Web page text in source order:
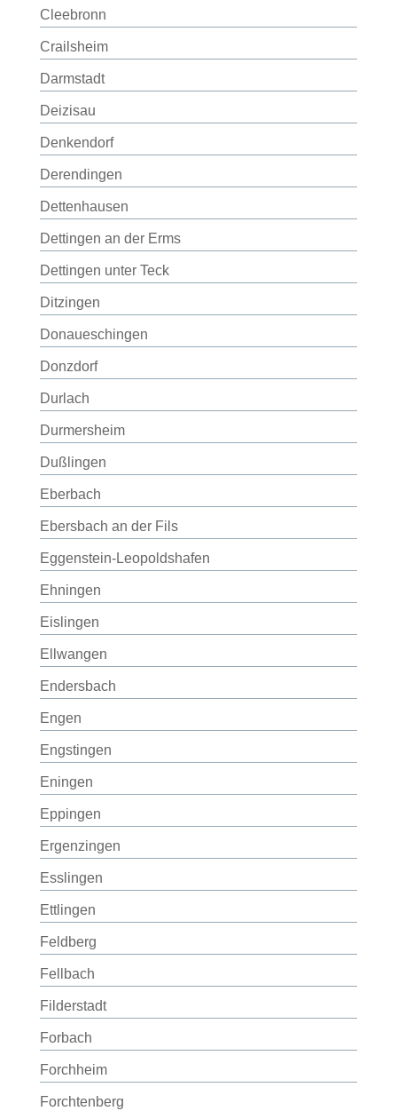
Cleebronn
Crailsheim
Darmstadt
Deizisau
Denkendorf
Derendingen
Dettenhausen
Dettingen an der Erms
Dettingen unter Teck
Ditzingen
Donaueschingen
Donzdorf
Durlach
Durmersheim
Dußlingen
Eberbach
Ebersbach an der Fils
Eggenstein-Leopoldshafen
Ehningen
Eislingen
Ellwangen
Endersbach
Engen
Engstingen
Eningen
Eppingen
Ergenzingen
Esslingen
Ettlingen
Feldberg
Fellbach
Filderstadt
Forbach
Forchheim
Forchtenberg